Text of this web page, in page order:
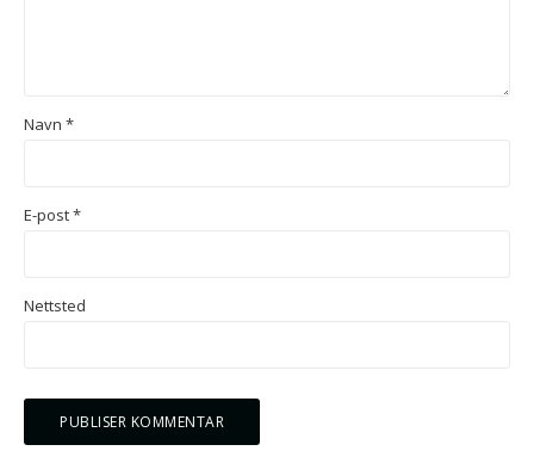
Navn *
E-post*
Nettsted